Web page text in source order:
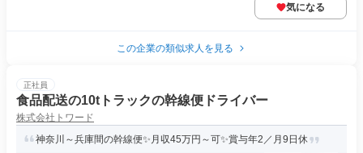
気になる
この企業の類似求人を見る
正社員
⾷品配送の10tトラックの幹線便ドライバー
株式会社トワード
神奈川～兵庫間の幹線便✨月収45万円～可✨賞与年2／月9日休